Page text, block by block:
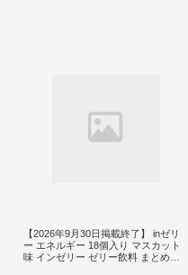
【2026年9月30日掲載終了】 inゼリ
ー エネルギー 18個入り マスカット
味 インゼリー ゼリー飲料 まとめ買